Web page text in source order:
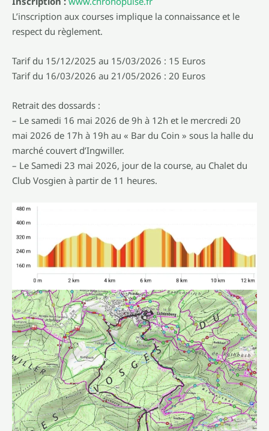
L’inscription aux courses implique la connaissance et le
respect du règlement.
Tarif du 15/12/2025 au 15/03/2026 : 15 Euros
Tarif du 16/03/2026 au 21/05/2026 : 20 Euros
Retrait des dossards :
– Le samedi 16 mai 2026 de 9h à 12h et le mercredi 20
mai 2026 de 17h à 19h au « Bar du Coin » sous la halle du
marché couvert d’Ingwiller.
– Le Samedi 23 mai 2026, jour de la course, au Chalet du
Club Vosgien à partir de 11 heures.